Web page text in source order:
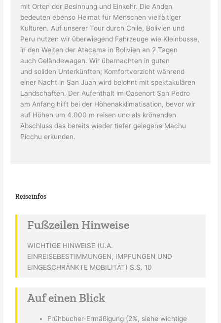
mit Orten der Besinnung und Einkehr. Die Anden
bedeuten ebenso Heimat für Menschen vielfältiger
Kulturen. Auf unserer Tour durch Chile, Bolivien und
Peru nutzen wir überwiegend Fahrzeuge wie Kleinbusse,
in den Weiten der Atacama in Bolivien an 2 Tagen
auch Geländewagen. Wir übernachten in guten
und soliden Unterkünften; Komfortverzicht während
einer Nacht in San Juan wird belohnt mit spektakulären
Landschaften. Der Aufenthalt im Oasenort San Pedro
am Anfang hilft bei der Höhenakklimatisation, bevor wir
auf Höhen um 4.000 m reisen und als krönenden
Abschluss das bereits wieder tiefer gelegene Machu
Picchu erkunden.
Reiseinfos
Fußzeilen Hinweise
WICHTIGE HINWEISE (U.A.
EINREISEBESTIMMUNGEN, IMPFUNGEN UND
EINGESCHRÄNKTE MOBILITÄT) S.S. 10
Auf einen Blick
Frühbucher-Ermäßigung (2%, siehe wichtige